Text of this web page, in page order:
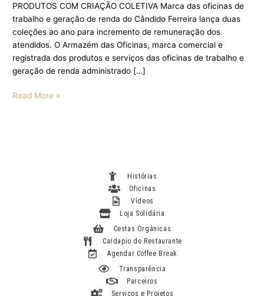
PRODUTOS COM CRIAÇÃO COLETIVA Marca das oficinas de
trabalho e geração de renda do Cândido Ferreira lança duas
coleções ao ano para incremento de remuneração dos
atendidos. O Armazém das Oficinas, marca comercial e
registrada dos produtos e serviços das oficinas de trabalho e
geração de renda administrado […]
Read More »
Histórias
Oficinas
Vídeos
Loja Solidária
Cestas Orgânicas
Cardapio do Restaurante
Agendar Coffee Break
Transparência
Parceiros
Serviços e Projetos